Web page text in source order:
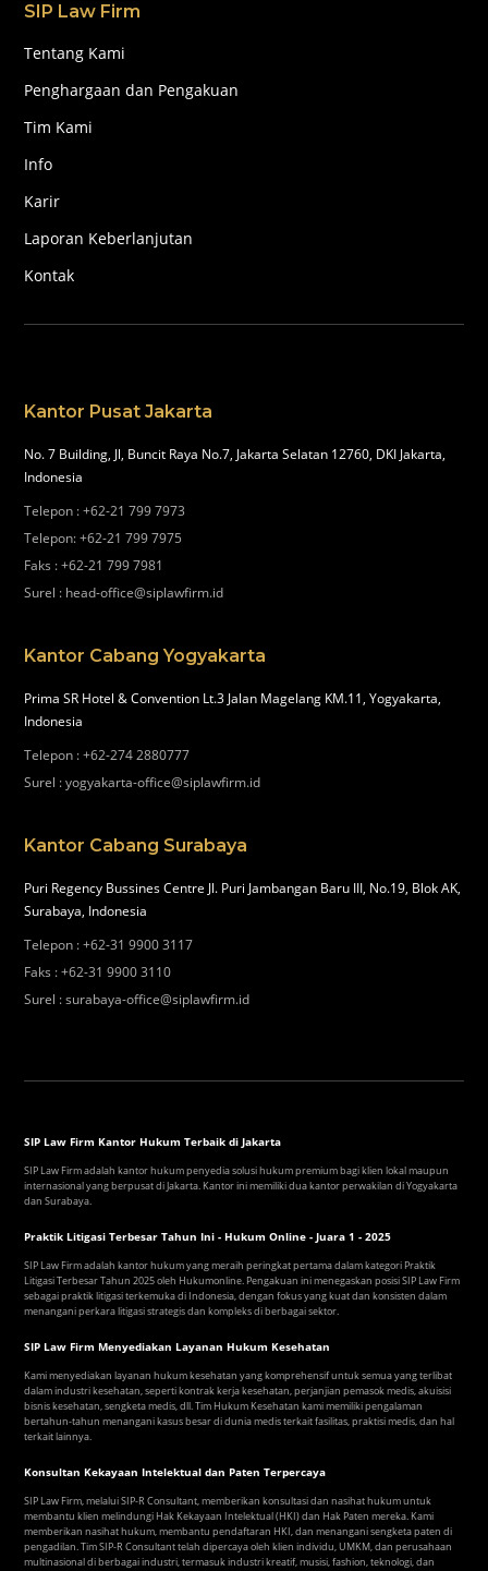
SIP Law Firm
Tentang Kami
Penghargaan dan Pengakuan
Tim Kami
Info
Karir
Laporan Keberlanjutan
Kontak
Kantor Pusat Jakarta
No. 7 Building, Jl, Buncit Raya No.7, Jakarta Selatan 12760, DKI Jakarta,
Indonesia
Telepon :+62-21 799 7973
Telepon:+62-21 799 7975
Faks :+62-21 799 7981
Surel : head-office@siplawfirm.id
Kantor Cabang Yogyakarta
Prima SR Hotel & Convention Lt.3 Jalan Magelang KM.11, Yogyakarta,
Indonesia
Telepon :+62-274 2880777
Surel :yogyakarta-office@siplawfirm.id
Kantor Cabang Surabaya
Puri Regency Bussines Centre Jl. Puri Jambangan Baru III, No.19, Blok AK,
Surabaya, Indonesia
Telepon :+62-31 9900 3117
Faks :+62-31 9900 3110
Surel :surabaya-office@siplawfirm.id
SIP Law Firm Kantor Hukum Terbaik di Jakarta
SIP Law Firm adalah kantor hukum penyedia solusi hukum premium bagi klien lokal maupun
internasional yang berpusat di Jakarta. Kantor ini memiliki dua kantor perwakilan di Yogyakarta
dan Surabaya.
Praktik Litigasi Terbesar Tahun Ini - Hukum Online - Juara 1 - 2025
SIP Law Firm adalah kantor hukum yang meraih peringkat pertama dalam kategori Praktik
Litigasi Terbesar Tahun 2025 oleh Hukumonline. Pengakuan ini menegaskan posisi SIP Law Firm
sebagai praktik litigasi terkemuka di Indonesia, dengan fokus yang kuat dan konsisten dalam
menangani perkara litigasi strategis dan kompleks di berbagai sektor.
SIP Law Firm Menyediakan Layanan Hukum Kesehatan
Kami menyediakan layanan hukum kesehatan yang komprehensif untuk semua yang terlibat
dalam industri kesehatan, seperti kontrak kerja kesehatan, perjanjian pemasok medis, akuisisi
bisnis kesehatan, sengketa medis, dll. Tim Hukum Kesehatan kami memiliki pengalaman
bertahun-tahun menangani kasus besar di dunia medis terkait fasilitas, praktisi medis, dan hal
terkait lainnya.
Konsultan Kekayaan Intelektual dan Paten Terpercaya
SIP Law Firm, melalui SIP-R Consultant, memberikan konsultasi dan nasihat hukum untuk
membantu klien melindungi Hak Kekayaan Intelektual (HKI) dan Hak Paten mereka. Kami
memberikan nasihat hukum, membantu pendaftaran HKI, dan menangani sengketa paten di
pengadilan. Tim SIP-R Consultant telah dipercaya oleh klien individu, UMKM, dan perusahaan
multinasional di berbagai industri, termasuk industri kreatif, musisi, fashion, teknologi, dan